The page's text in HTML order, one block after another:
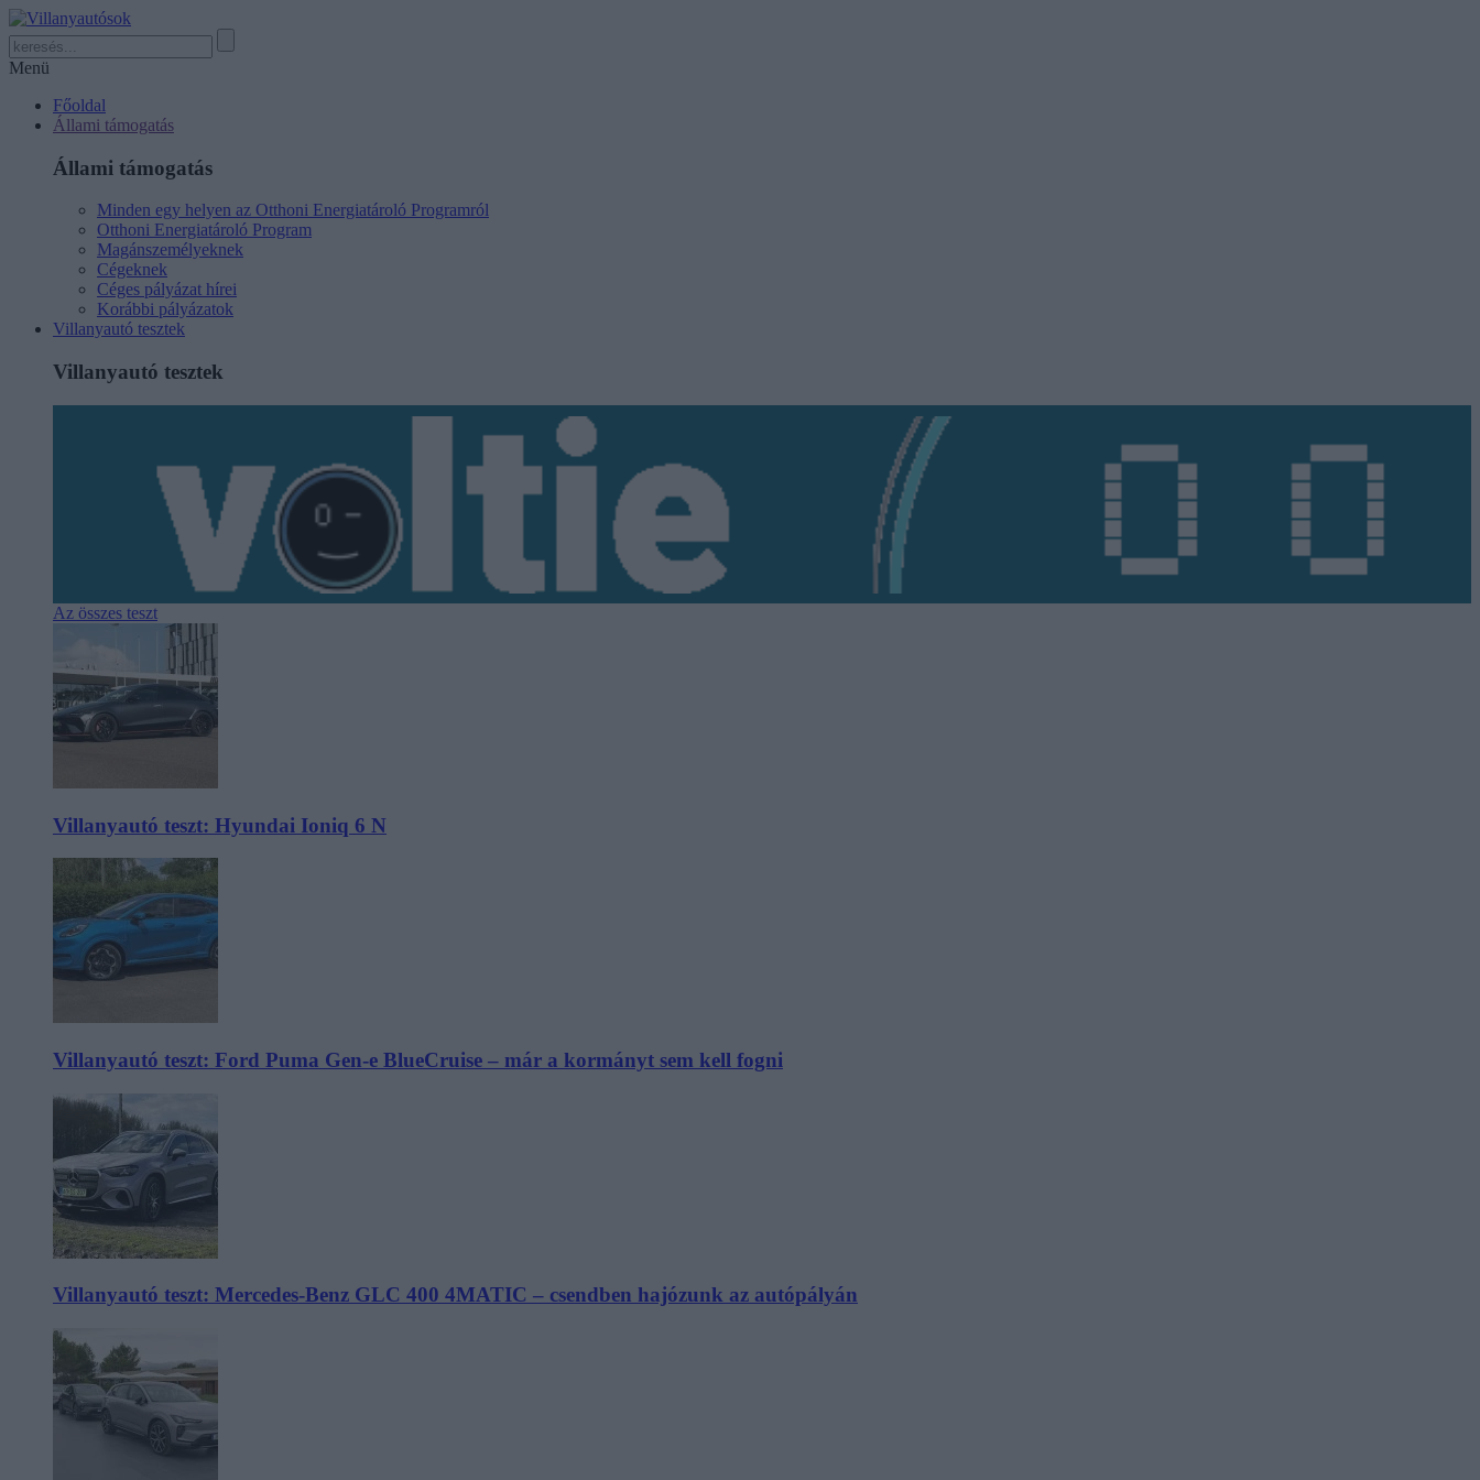
Menü
Főoldal
Állami támogatás
Állami támogatás
Minden egy helyen az Otthoni Energiatároló Programról
Otthoni Energiatároló Program
Magánszemélyeknek
Cégeknek
Céges pályázat hírei
Korábbi pályázatok
Villanyautó tesztek
Villanyautó tesztek
Az összes teszt
Villanyautó teszt: Hyundai Ioniq 6 N
Villanyautó teszt: Ford Puma Gen-e BlueCruise – már a kormányt sem kell fogni
Villanyautó teszt: Mercedes-Benz GLC 400 4MATIC – csendben hajózunk az autópályán